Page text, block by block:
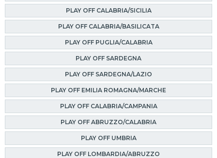
PLAY OFF CALABRIA/SICILIA
PLAY OFF CALABRIA/BASILICATA
PLAY OFF PUGLIA/CALABRIA
PLAY OFF SARDEGNA
PLAY OFF SARDEGNA/LAZIO
PLAY OFF EMILIA ROMAGNA/MARCHE
PLAY OFF CALABRIA/CAMPANIA
PLAY OFF ABRUZZO/CALABRIA
PLAY OFF UMBRIA
PLAY OFF LOMBARDIA/ABRUZZO